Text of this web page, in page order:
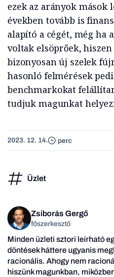
ezek az arányok mások
években tovább is
alapító a cégét, még ha
voltak elsöprőek,
bizonyosan új szelek
hasonló felmérések
benchmarkokat
tudjuk magunkat
2023. 12. 14. perc
Üzlet
Zsiborás Gergő
főszerkesztő
Minden üzleti sztori leírható
döntések háttere ugyanis
racionális. Ahogy nem
hiszünk magunkban,